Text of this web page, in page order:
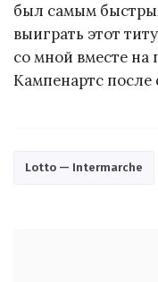
был самым
выиграть этот
со мной вместе на
Кампенартс
Lotto — Intermarche